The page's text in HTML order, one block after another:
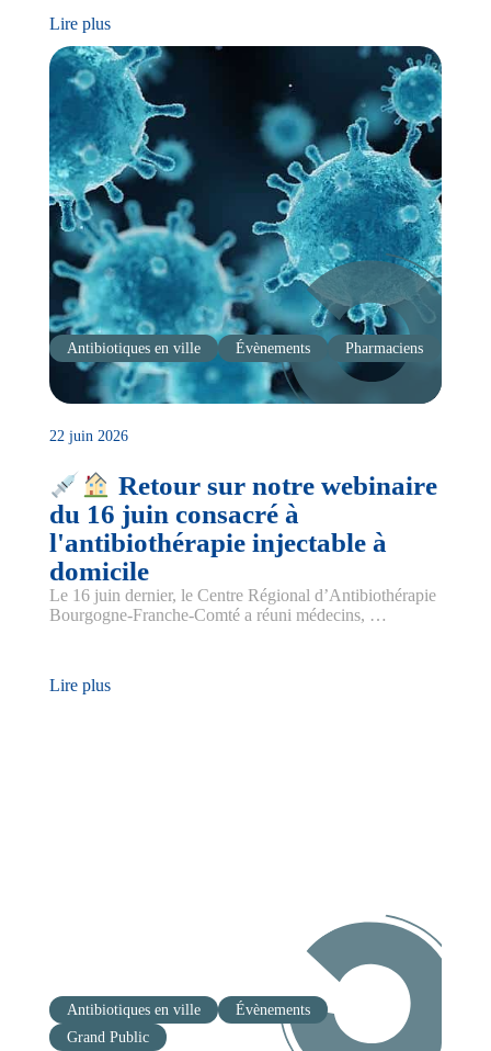
Lire plus
Antibiotiques en ville Évènements Pharmaciens
22 juin 2026
Retour sur notre webinaire
du 16 juin consacré à
l'antibiothérapie injectable à
domicile
Le 16 juin dernier, le Centre Régional d’Antibiothérapie
Bourgogne-Franche-Comté a réuni médecins, …
Lire plus
Antibiotiques en ville
Évènements
Grand Public